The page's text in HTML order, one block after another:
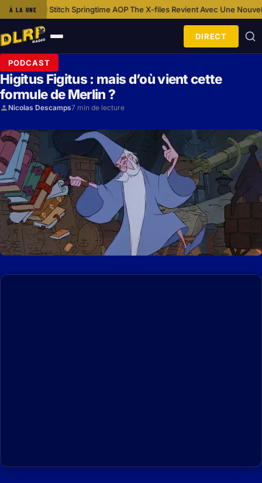
À LA UNE
AOP·The X-files Revient Avec Une Nouvelle Bande-annonce Aux
Ouvrir
le
menu
DIRECT
PODCAST
Higitus Figitus : mais d’où vient cette
formule de Merlin ?
Nicolas Descamps7 min de lecture